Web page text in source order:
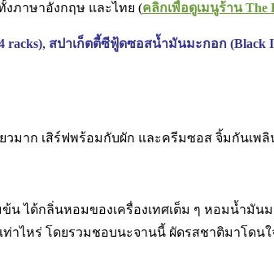
งภาษาอังกฤษ และไทย (คลิกเพื่อดูเมนูร้าน The
racks), สปาเก็ตตี้ซีฟู้ดซอสน้ำมันมะกอก (Black
มาก เสิร์ฟพร้อมกับผัก และครีมซอส จิ้มกันเพ
ข้น ได้กลิ่นหอมของเครื่องเทศเต็ม ๆ หอมน้ำมั
าไหร่ โดยรวมชอบนะจานนี้ ผัดรสชาติมาโดนใ